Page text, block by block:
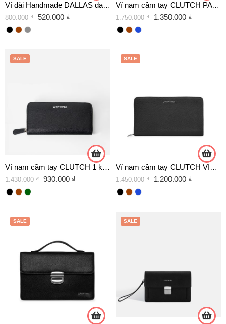
Ví dài Handmade DALLAS da bò cao cấp nắp gập
800.000₫ 520.000 ₫
Ví nam cầm tay CLUTCH PATRICK da bò chính hãng Lavatino [CLB12]
1.750.000₫ 1.350.000 ₫
SALE
Ví nam cầm tay CLUTCH 1 khóa LAVA CROSS da bò chính hãng Lavatino [CLB01]
1.430.000₫ 930.000 ₫
SALE
Ví nam cầm tay CLUTCH VICTOR da bò chính hãng Lavatino [CLB24]
1.450.000₫ 1.200.000 ₫
SALE SALE